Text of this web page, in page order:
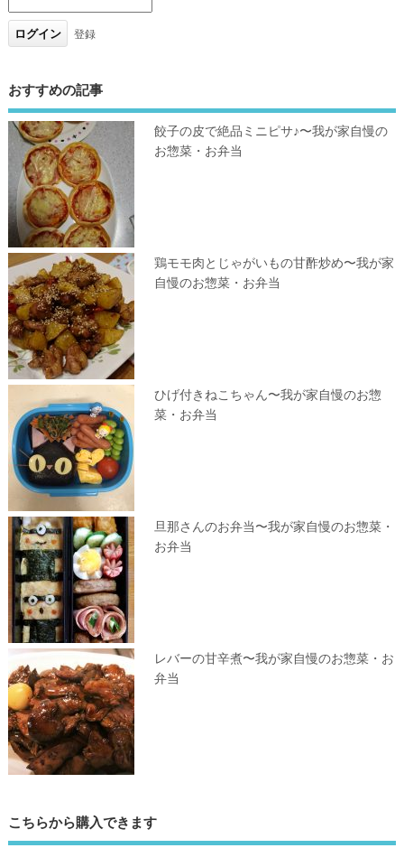
登録
おすすめの記事
餃子の皮で絶品ミニピサ♪〜我が家自慢の
お惣菜・お弁当
鶏モモ肉とじゃがいもの甘酢炒め〜我が家
自慢のお惣菜・お弁当
ひげ付きねこちゃん〜我が家自慢のお惣
菜・お弁当
旦那さんのお弁当〜我が家自慢のお惣菜・
お弁当
レバーの甘辛煮〜我が家自慢のお惣菜・お
弁当
こちらから購入できます